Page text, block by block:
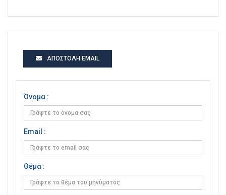
ΑΠΟΣΤΟΛΉ EMAIL
Όνομα :
Email :
Θέμα :